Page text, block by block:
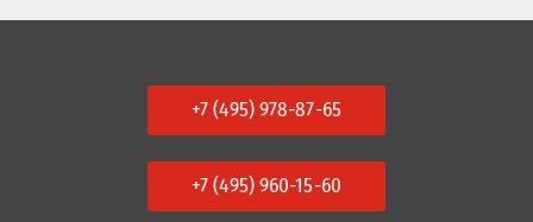
+7 (495) 978-87-65
+7 (495) 960-15-60